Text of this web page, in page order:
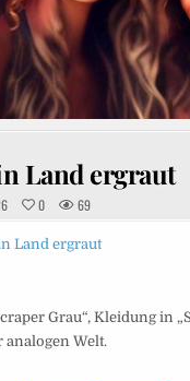
Land ergraut
0 69
Grau“, Kleidung in
analogen Welt.